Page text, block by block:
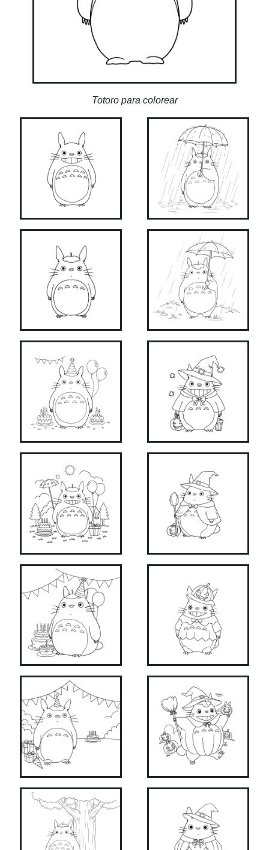
Totoro para colorear